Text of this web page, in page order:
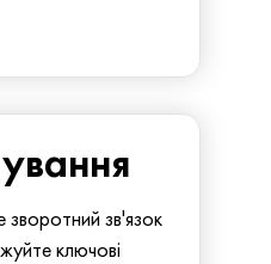
зв'язок
ключові